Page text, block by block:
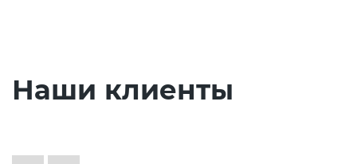
Наши клиенты